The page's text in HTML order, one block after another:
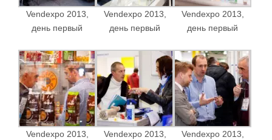
Vendexpo 2013,
день первый
Vendexpo 2013,
день первый
Vendexpo 2013,
день первый
Vendexpo 2013,
Vendexpo 2013,
Vendexpo 2013,